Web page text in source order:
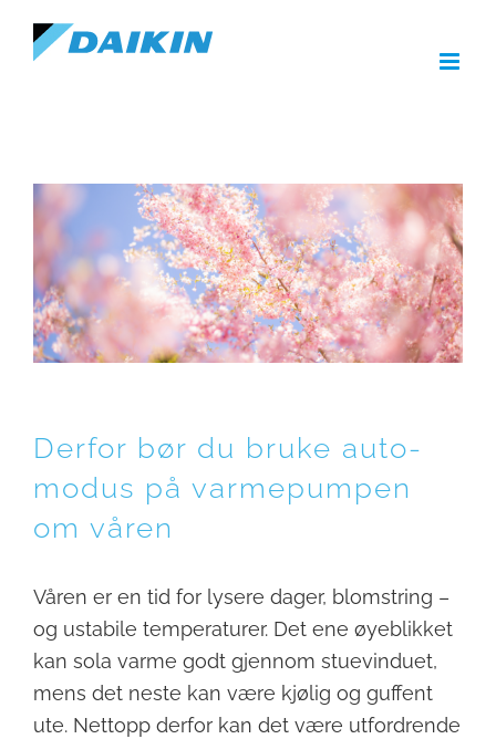
content
Derfor bør du bruke auto-
modus på varmepumpen
om våren
Våren er en tid for lysere dager, blomstring –
og ustabile temperaturer. Det ene øyeblikket
kan sola varme godt gjennom stuevinduet,
mens det neste kan være kjølig og guffent
ute. Nettopp derfor kan det være utfordrende